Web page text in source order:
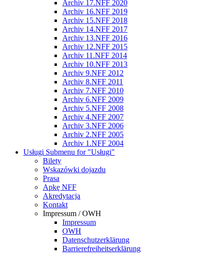
Archiv 17.NFF 2020
Archiv 16.NFF 2019
Archiv 15.NFF 2018
Archiv 14.NFF 2017
Archiv 13.NFF 2016
Archiv 12.NFF 2015
Archiv 11.NFF 2014
Archiv 10.NFF 2013
Archiv 9.NFF 2012
Archiv 8.NFF 2011
Archiv 7.NFF 2010
Archiv 6.NFF 2009
Archiv 5.NFF 2008
Archiv 4.NFF 2007
Archiv 3.NFF 2006
Archiv 2.NFF 2005
Archiv 1.NFF 2004
Usługi Submenu for "Usługi"
Bilety
Wskazówki dojazdu
Prasa
Apkę NFF
Akredytacja
Kontakt
Impressum / OWH
Impressum
OWH
Datenschutzerklärung
Barrierefreiheitserklärung